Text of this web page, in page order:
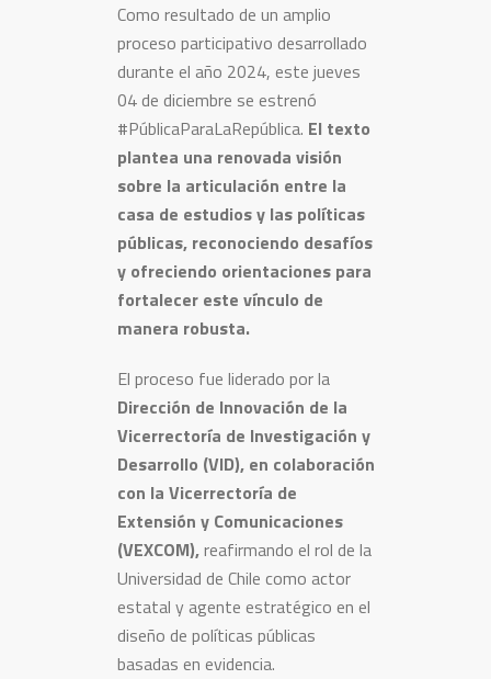
Como resultado de un amplio
proceso participativo desarrollado
durante el año 2024, este jueves
04 de diciembre se estrenó
#PúblicaParaLaRepública. El texto
plantea una renovada visión
sobre la articulación entre la
casa de estudios y las políticas
públicas, reconociendo desafíos
y ofreciendo orientaciones para
fortalecer este vínculo de
manera robusta.
El proceso fue liderado por la
Dirección de Innovación de la
Vicerrectoría de Investigación y
Desarrollo (VID), en colaboración
con la Vicerrectoría de
Extensión y Comunicaciones
(VEXCOM),reafirmando el rol de la
Universidad de Chile como actor
estatal y agente estratégico en el
diseño de políticas públicas
basadas en evidencia.